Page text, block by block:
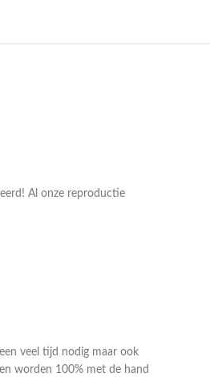
Al onze reproductie
veel tijd nodig maar ook
worden 100% met de hand